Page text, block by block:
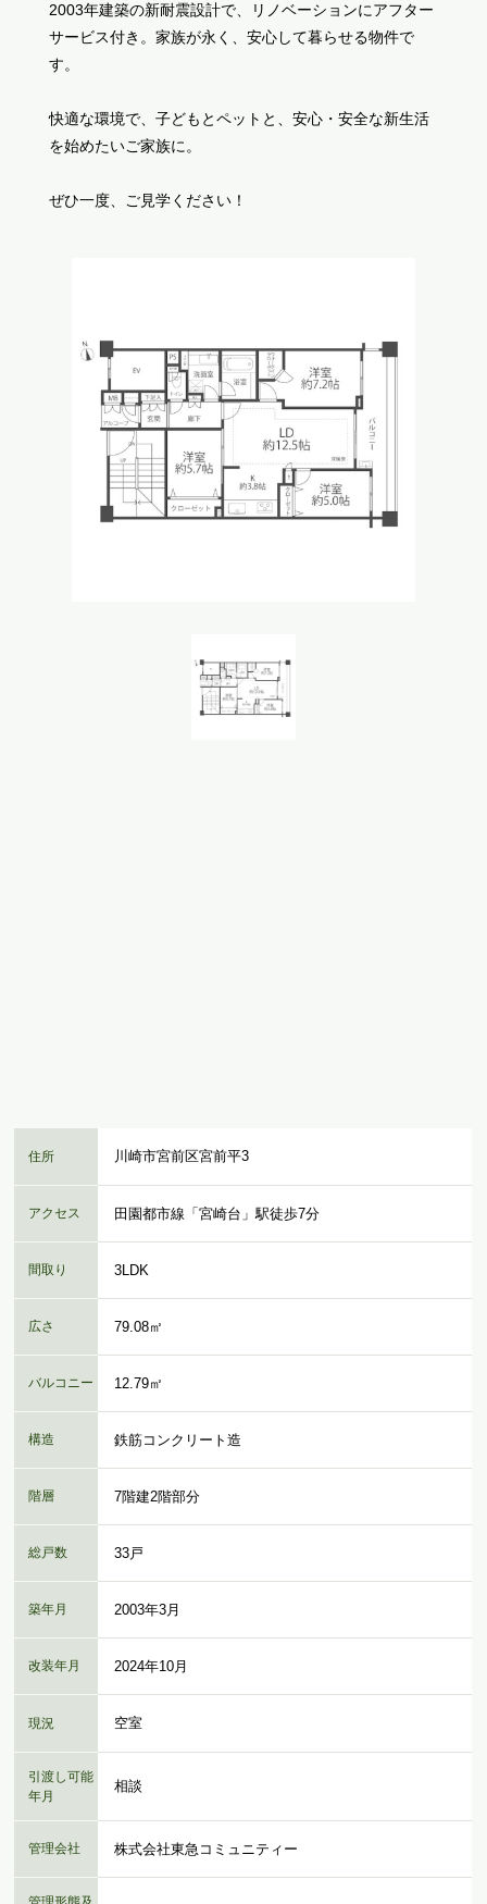
2003年建築の新耐震設計で、リノベーションにアフター
サービス付き。家族が永く、安心して暮らせる物件で
す。
快適な環境で、子どもとペットと、安心・安全な新生活
を始めたいご家族に。
ぜひ一度、ご見学ください！
住所 川崎市宮前区宮前平3
アクセス 田園都市線「宮崎台」駅徒歩7分
間取り 3LDK
広さ 79.08㎡
バルコニー 12.79㎡
構造 鉄筋コンクリート造
階層 7階建2階部分
総戸数 33戸
築年月 2003年3月
改装年月 2024年10月
現況 空室
引渡し可能
年月
相談
管理会社 株式会社東急コミュニティー